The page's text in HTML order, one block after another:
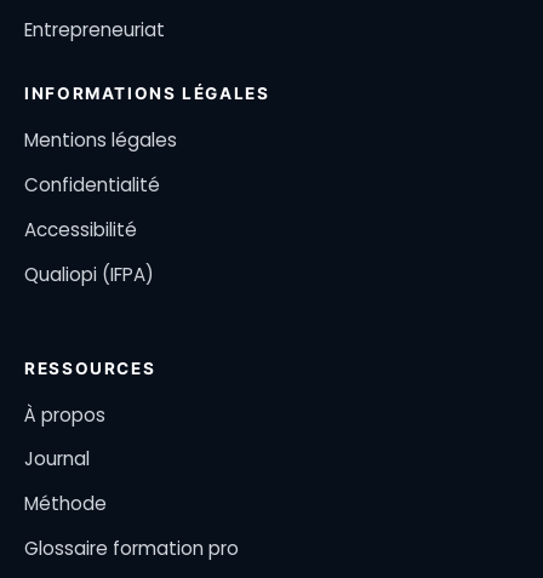
Entrepreneuriat
INFORMATIONS LÉGALES
Mentions légales
Confidentialité
Accessibilité
Qualiopi (IFPA)
RESSOURCES
À propos
Journal
Méthode
Glossaire formation pro